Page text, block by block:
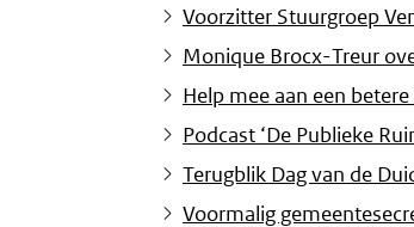
Voorzitter Stuurgroep
Monique Brocx-Treur
Help mee aan een
Podcast ‘De Publieke
Terugblik Dag van de
Voormalig